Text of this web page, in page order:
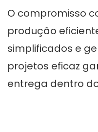
O compromisso
produção
simplificados e
projetos eficaz
entrega dentro